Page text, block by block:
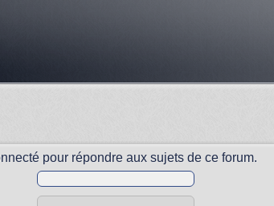
pour répondre aux sujets de ce forum.